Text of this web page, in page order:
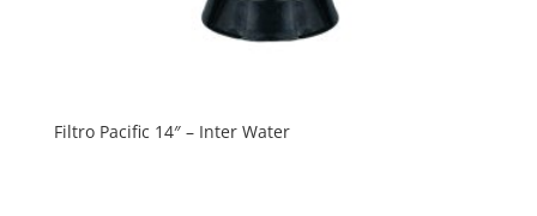
Filtro Pacific 14″ – Inter Water